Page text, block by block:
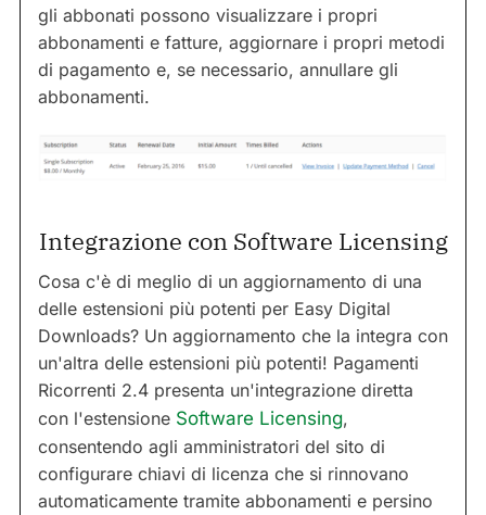
gli abbonati possono visualizzare i propri
abbonamenti e fatture, aggiornare i propri metodi
di pagamento e, se necessario, annullare gli
abbonamenti.
Integrazione con Software Licensing
Cosa c'è di meglio di un aggiornamento di una
delle estensioni più potenti per Easy Digital
Downloads? Un aggiornamento che la integra con
un'altra delle estensioni più potenti! Pagamenti
Ricorrenti 2.4 presenta un'integrazione diretta
con l'estensione Software Licensing,
consentendo agli amministratori del sito di
configurare chiavi di licenza che si rinnovano
automaticamente tramite abbonamenti e persino